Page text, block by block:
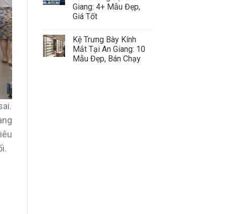
Giang: 4+ Mẫu Đẹp,
Giá Tốt
Kệ Trưng Bày Kính
Mắt Tại An Giang: 10
Mẫu Đẹp, Bán Chạy